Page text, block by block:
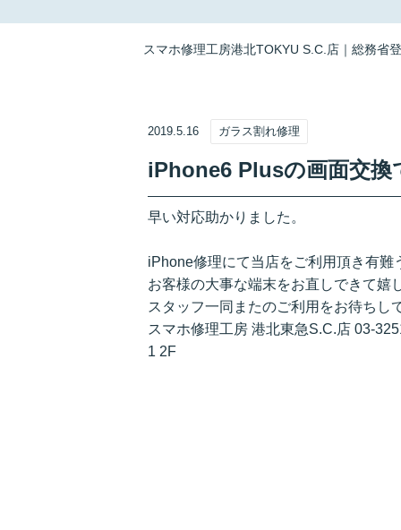
スマホ修理工房港北TOKYU S.C.店｜総務省
2019.5.16 ガラス割れ修理
iPhone6 Plusの画面交換
早い対応助かりました。
iPhone修理にて当店をご利用頂き有難
お客様の大事な端末をお直しできて嬉
スタッフ一同またのご利用をお待ちし
スマホ修理工房 港北東急S.C.店 03-
1 2F